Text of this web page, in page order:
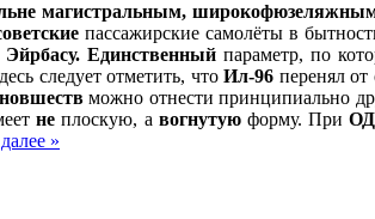
магистральным,
пассажирские самолёты в
Эйрбасу. Единственный параметр, по
следует отметить, чтоИл-96 перенял
новшествможно отнести принципиально
не плоскую, а вогнутуюформу. При
»